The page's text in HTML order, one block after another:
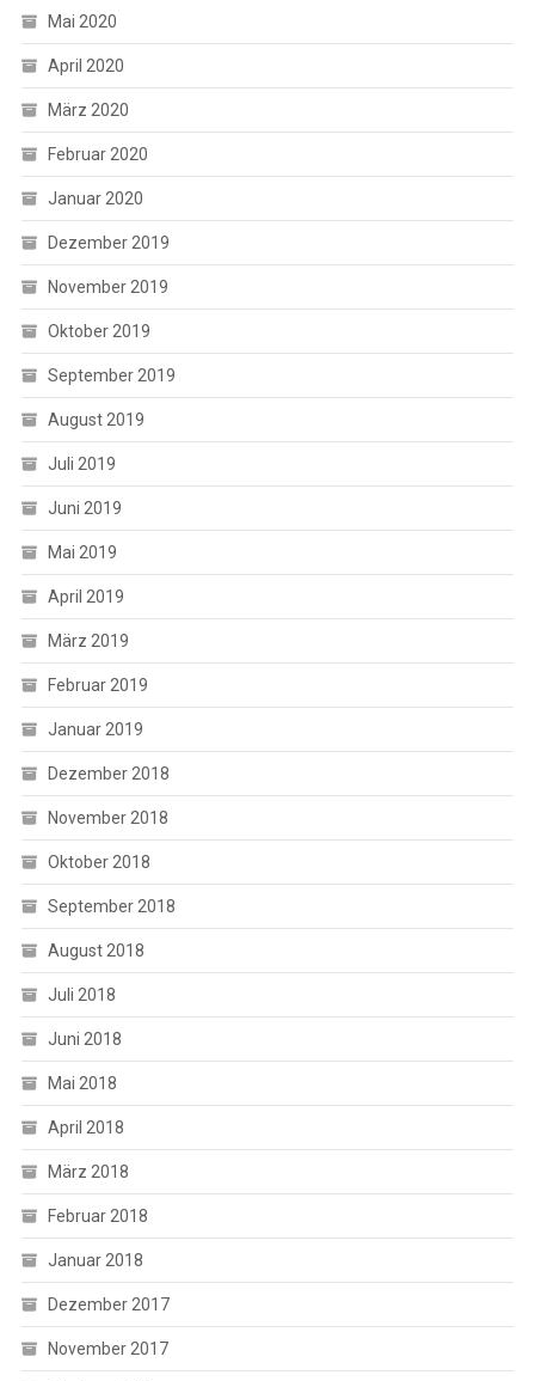
Mai 2020
April 2020
März 2020
Februar 2020
Januar 2020
Dezember 2019
November 2019
Oktober 2019
September 2019
August 2019
Juli 2019
Juni 2019
Mai 2019
April 2019
März 2019
Februar 2019
Januar 2019
Dezember 2018
November 2018
Oktober 2018
September 2018
August 2018
Juli 2018
Juni 2018
Mai 2018
April 2018
März 2018
Februar 2018
Januar 2018
Dezember 2017
November 2017